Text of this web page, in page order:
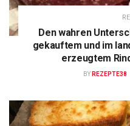
Den wahren
gekauftem und im
erzeugtem
BY REZEPTE38